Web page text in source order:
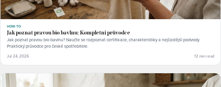
HOW-TO
Jak poznat pravou bio bavlnu: Kompletní průvodce
Jak poznat pravou bio bavlnu? Naučte se rozpoznat certifikace, charakteristiky a nejčastější podvody.
Praktický průvodce pro české spotřebitele.
Jul 24, 2026 12 min read